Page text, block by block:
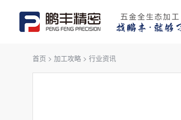
首页 >加工攻略 >行业资讯